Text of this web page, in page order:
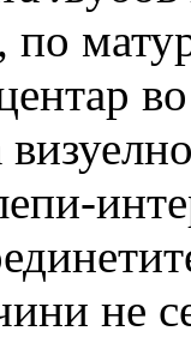
по
не